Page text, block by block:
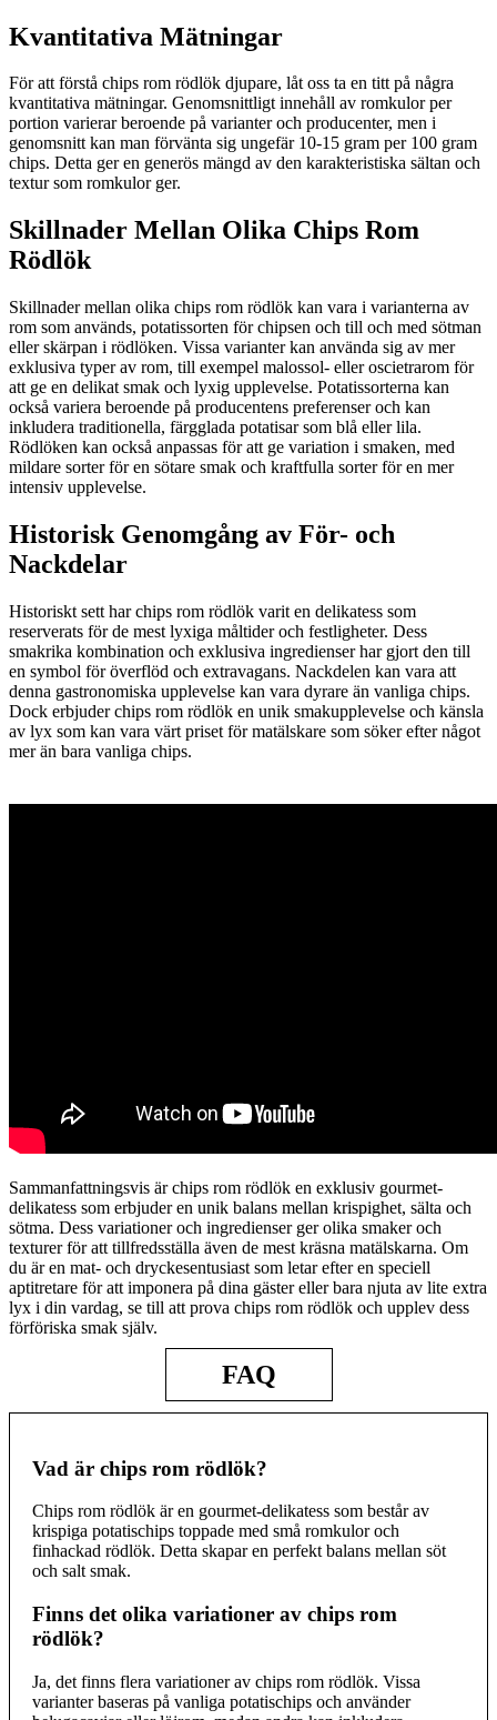
Kvantitativa Mätningar
För att förstå chips rom rödlök djupare, låt oss ta en titt på några
kvantitativa mätningar. Genomsnittligt innehåll av romkulor per
portion varierar beroende på varianter och producenter, men i
genomsnitt kan man förvänta sig ungefär 10-15 gram per 100 gram
chips. Detta ger en generös mängd av den karakteristiska sältan och
textur som romkulor ger.
Skillnader Mellan Olika Chips Rom
Rödlök
Skillnader mellan olika chips rom rödlök kan vara i varianterna av
rom som används, potatissorten för chipsen och till och med sötman
eller skärpan i rödlöken. Vissa varianter kan använda sig av mer
exklusiva typer av rom, till exempel malossol- eller oscietrarom för
att ge en delikat smak och lyxig upplevelse. Potatissorterna kan
också variera beroende på producentens preferenser och kan
inkludera traditionella, färgglada potatisar som blå eller lila.
Rödlöken kan också anpassas för att ge variation i smaken, med
mildare sorter för en sötare smak och kraftfulla sorter för en mer
intensiv upplevelse.
Historisk Genomgång av För- och
Nackdelar
Historiskt sett har chips rom rödlök varit en delikatess som
reserverats för de mest lyxiga måltider och festligheter. Dess
smakrika kombination och exklusiva ingredienser har gjort den till
en symbol för överflöd och extravagans. Nackdelen kan vara att
denna gastronomiska upplevelse kan vara dyrare än vanliga chips.
Dock erbjuder chips rom rödlök en unik smakupplevelse och känsla
av lyx som kan vara värt priset för matälskare som söker efter något
mer än bara vanliga chips.
Sammanfattningsvis är chips rom rödlök en exklusiv gourmet-
delikatess som erbjuder en unik balans mellan krispighet, sälta och
sötma. Dess variationer och ingredienser ger olika smaker och
texturer för att tillfredsställa även de mest kräsna matälskarna. Om
du är en mat- och dryckesentusiast som letar efter en speciell
aptitretare för att imponera på dina gäster eller bara njuta av lite extra
lyx i din vardag, se till att prova chips rom rödlök och upplev dess
förföriska smak själv.
FAQ
Vad är chips rom rödlök?
Chips rom rödlök är en gourmet-delikatess som består av
krispiga potatischips toppade med små romkulor och
finhackad rödlök. Detta skapar en perfekt balans mellan söt
och salt smak.
Finns det olika variationer av chips rom
rödlök?
Ja, det finns flera variationer av chips rom rödlök. Vissa
varianter baseras på vanliga potatischips och använder